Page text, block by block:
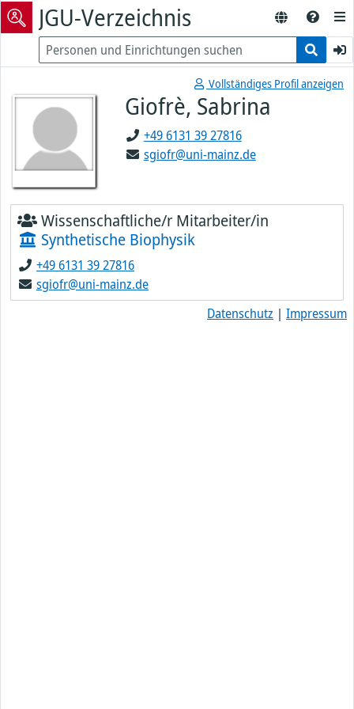
JGU-Verzeichnis
Vollständiges Profil anzeigen
Giofrè, Sabrina
+49 6131 39 27816
sgiofr@uni-mainz.de
Wissenschaftliche/r Mitarbeiter/in
Synthetische Biophysik
+49 6131 39 27816
sgiofr@uni-mainz.de
Datenschutz | Impressum